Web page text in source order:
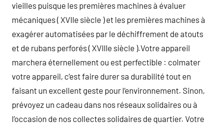
vieilles puisque les premières machines à évaluer
mécaniques ( XVIIe siècle ) et les premières machines à
exagérer automatisées par le déchiffrement de atouts
et de rubans perforés ( XVIIIe siècle ).Votre appareil
marchera éternellement ou est perfectible : colmater
votre appareil, c’est faire durer sa durabilité tout en
faisant un excellent geste pour l’environnement. Sinon,
prévoyez un cadeau dans nos réseaux solidaires ou à
l’occasion de nos collectes solidaires de quartier. Votre